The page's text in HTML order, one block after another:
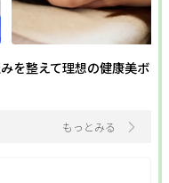
を整えて理想の健康美ボ
もっとみる